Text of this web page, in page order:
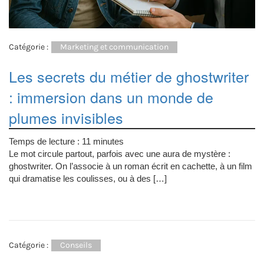
Catégorie : Marketing et communication
Les secrets du métier de ghostwriter
: immersion dans un monde de
plumes invisibles
Temps de lecture : 11 minutes
Le mot circule partout, parfois avec une aura de mystère :
ghostwriter. On l’associe à un roman écrit en cachette, à un film
qui dramatise les coulisses, ou à des […]
Catégorie : Conseils